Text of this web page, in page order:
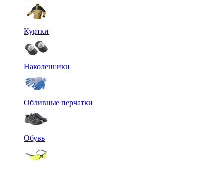
Куртки
Наколенники
Обливные перчатки
Обувь